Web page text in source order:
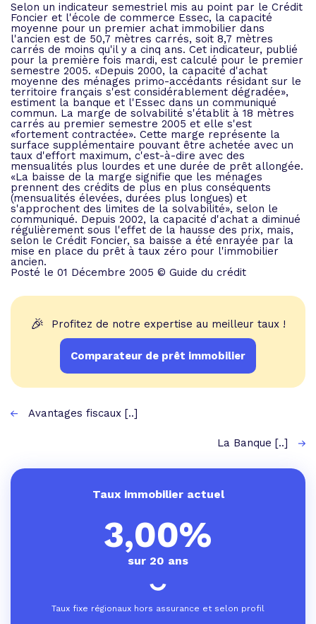
Selon un indicateur semestriel mis au point par le Crédit
Foncier et l'école de commerce Essec, la capacité
moyenne pour un premier achat immobilier dans
l'ancien est de 50,7 mètres carrés, soit 8,7 mètres
carrés de moins qu'il y a cinq ans. Cet indicateur, publié
pour la première fois mardi, est calculé pour le premier
semestre 2005. «Depuis 2000, la capacité d'achat
moyenne des ménages primo-accédants résidant sur le
territoire français s'est considérablement dégradée»,
estiment la banque et l'Essec dans un communiqué
commun. La marge de solvabilité s'établit à 18 mètres
carrés au premier semestre 2005 et elle s'est
«fortement contractée». Cette marge représente la
surface supplémentaire pouvant être achetée avec un
taux d'effort maximum, c'est-à-dire avec des
mensualités plus lourdes et une durée de prêt allongée.
«La baisse de la marge signifie que les ménages
prennent des crédits de plus en plus conséquents
(mensualités élevées, durées plus longues) et
s'approchent des limites de la solvabilité», selon le
communiqué. Depuis 2002, la capacité d'achat a diminué
régulièrement sous l'effet de la hausse des prix, mais,
selon le Crédit Foncier, sa baisse a été enrayée par la
mise en place du prêt à taux zéro pour l'immobilier
ancien.
Posté le 01 Décembre 2005 © Guide du crédit
🎉 Profitez de notre expertise au meilleur taux !
Comparateur de prêt immobilier
Avantages fiscaux [..]
La Banque [..]
Taux immobilier actuel
3,00%
sur 20 ans
Taux fixe régionaux hors assurance et selon profil